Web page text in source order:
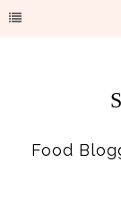
Food